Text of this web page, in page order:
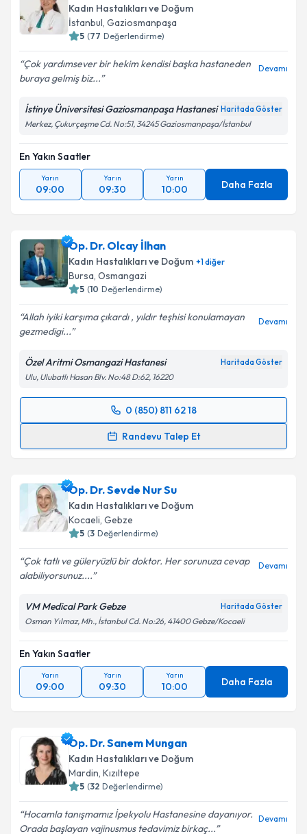
Kadın Hastalıkları ve Doğum
İstanbul, Gaziosmanpaşa
5 (77 Değerlendirme)
Çok yardımsever bir hekim kendisi başka hastaneden
buraya gelmiş biz...
Devamı
İstinye Üniversitesi Gaziosmanpaşa Hastanesi Haritada Göster
Merkez, Çukurçeşme Cd. No:51, 34245 Gaziosmanpaşa/İstanbul
En Yakın Saatler
Yarın
09:00
Yarın
09:30
Yarın
10:00 Daha Fazla
Op. Dr. Olcay İlhan
Kadın Hastalıkları ve Doğum +1diğer
Bursa, Osmangazi
5 (10 Değerlendirme)
Allah iyiki karşıma çıkardı , yıldır teşhisi konulamayan
gezmedigi...
Devamı
Özel Aritmi Osmangazi Hastanesi Haritada Göster
Ulu, Ulubatlı Hasan Blv. No:48 D:62, 16220
0 (850) 811 62 18
Randevu Talep Et
Randevu Takvimi Talebi
takvim hazırlandığında e-posta ile bilgilendireceğiz.
E-posta Adresiniz
kapsamda işlenmesini kabul ediyorum.
Op. Dr. Sevde Nur Su
Kadın Hastalıkları ve Doğum
Kocaeli, Gebze
5 (3 Değerlendirme)
Çok tatlı ve güleryüzlü bir doktor. Her sorunuza cevap
alabiliyorsunuz....
Devamı
VM Medical Park Gebze Haritada Göster
Osman Yılmaz, Mh., İstanbul Cd. No:26, 41400 Gebze/Kocaeli
En Yakın Saatler
Yarın
09:00
Yarın
09:30
Yarın
10:00 Daha Fazla
Op. Dr. Sanem Mungan
Kadın Hastalıkları ve Doğum
Mardin, Kızıltepe
5 (32 Değerlendirme)
Hocamla tanışmamız İpekyolu Hastanesine dayanıyor.
Orada başlayan vajinusmus tedavimiz birkaç...
Devamı